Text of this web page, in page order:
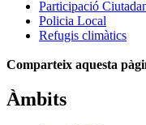
Participació
Policia Local
Refugis climàtics
Comparteix aquesta
Àmbits